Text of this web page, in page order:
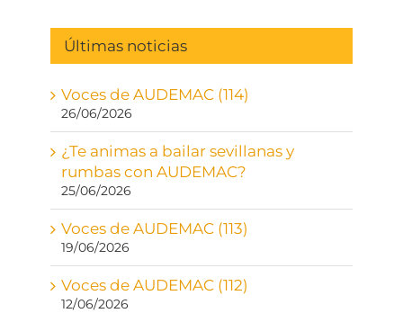
Últimas noticias
Voces de AUDEMAC (114)
26/06/2026
¿Te animas a bailar sevillanas y
rumbas con AUDEMAC?
25/06/2026
Voces de AUDEMAC (113)
19/06/2026
Voces de AUDEMAC (112)
12/06/2026